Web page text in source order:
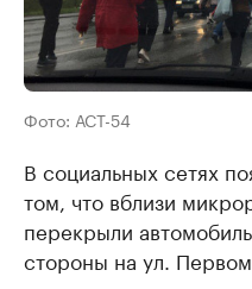
Фото: АСТ-54
В социальных сетях
том, что вблизи
перекрыли
стороны на ул.